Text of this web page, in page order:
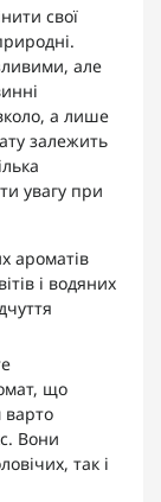
свої
але
а лише
залежить
увагу при
ароматів
і водяних
що
варто
Вони
так і